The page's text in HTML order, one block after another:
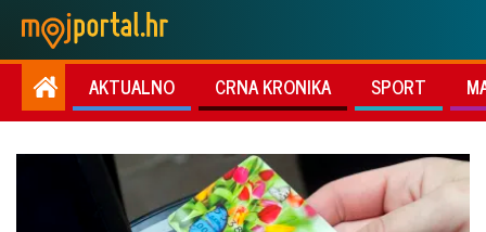
AKTUALNO CRNA KRONIKA SPORT